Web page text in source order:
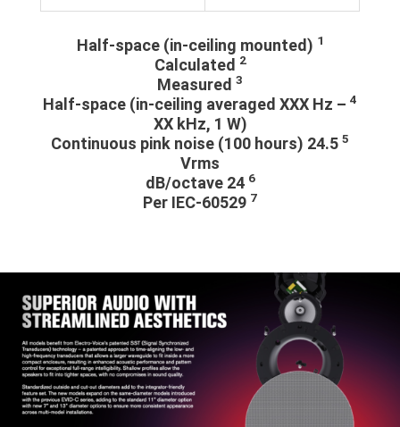
1
2
3
4
Half-space (in-ceiling averaged XXX Hz –
XX kHz, 1 W)
5
Continuous pink noise (100 hours) 24.5
Vrms
6
24 dB/octave
7